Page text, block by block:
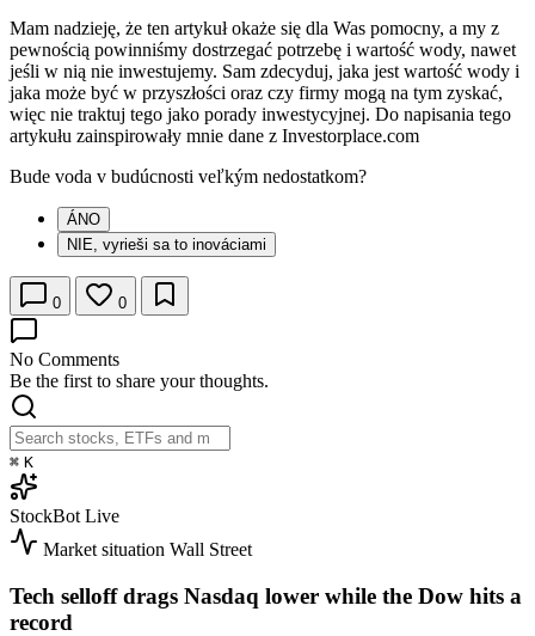
Mam nadzieję, że ten artykuł okaże się dla Was pomocny, a my z
pewnością powinniśmy dostrzegać potrzebę i wartość wody, nawet
jeśli w nią nie inwestujemy. Sam zdecyduj, jaka jest wartość wody i
jaka może być w przyszłości oraz czy firmy mogą na tym zyskać,
więc nie traktuj tego jako porady inwestycyjnej. Do napisania tego
artykułu zainspirowały mnie dane z Investorplace.com
Bude voda v budúcnosti veľkým nedostatkom?
ÁNO
NIE, vyrieši sa to inováciami
0 0
No Comments
Be the first to share your thoughts.
⌘ K
StockBot Live
Market situation Wall Street
Tech selloff drags Nasdaq lower while the Dow hits a
record